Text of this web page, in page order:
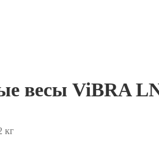
весы ViBRA
кг